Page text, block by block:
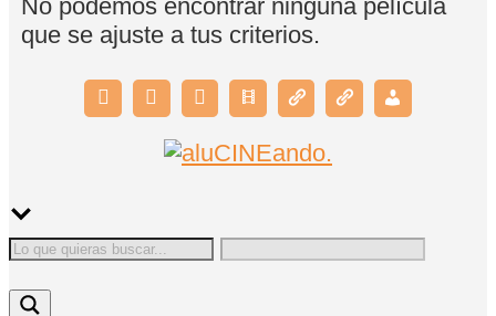
No podemos encontrar ninguna película
que se ajuste a tus criterios.